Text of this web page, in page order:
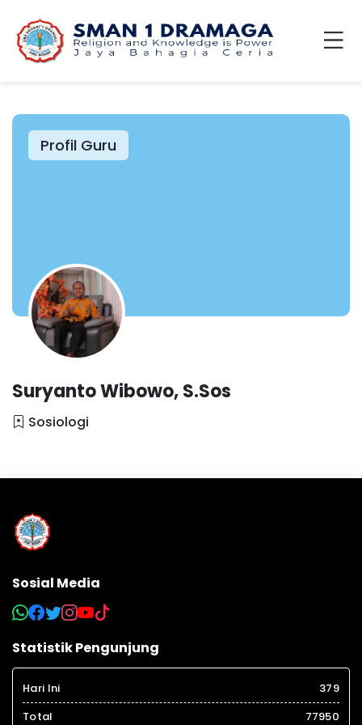
Profil Guru
Suryanto Wibowo, S.Sos
Sosiologi
Sosial Media
Statistik Pengunjung
Hari Ini
379
Total
77950